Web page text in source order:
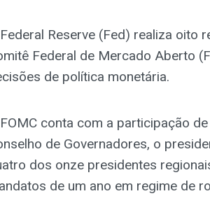
Reserve (Fed) realiza oito
Federal de Mercado Aberto
de política monetária.
conta com a participação
de Governadores, o
dos onze presidentes
de um ano em regime de